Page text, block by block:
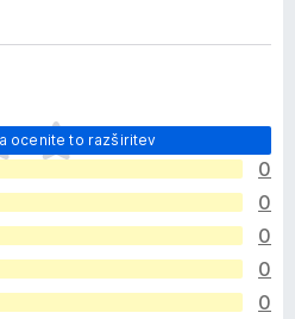
ocenite to razširitev
0
0
0
0
0